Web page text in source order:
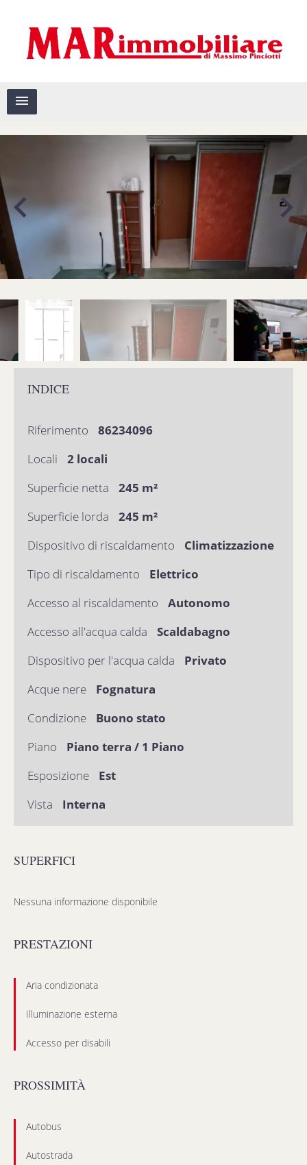
INDICE
Riferimento
86234096
Locali
2 locali
Superficie netta
245 m²
Superficie lorda
245 m²
Dispositivo di riscaldamento
Climatizzazione
Tipo di riscaldamento
Elettrico
Accesso al riscaldamento
Autonomo
Accesso all'acqua calda
Scaldabagno
Dispositivo per l'acqua calda
Privato
Acque nere
Fognatura
Condizione
Buono stato
Piano
Piano terra / 1 Piano
Esposizione
Est
Vista
Interna
SUPERFICI
Nessuna informazione disponibile
PRESTAZIONI
Aria condizionata
Illuminazione esterna
Accesso per disabili
PROSSIMITÀ
Autobus
Autostrada